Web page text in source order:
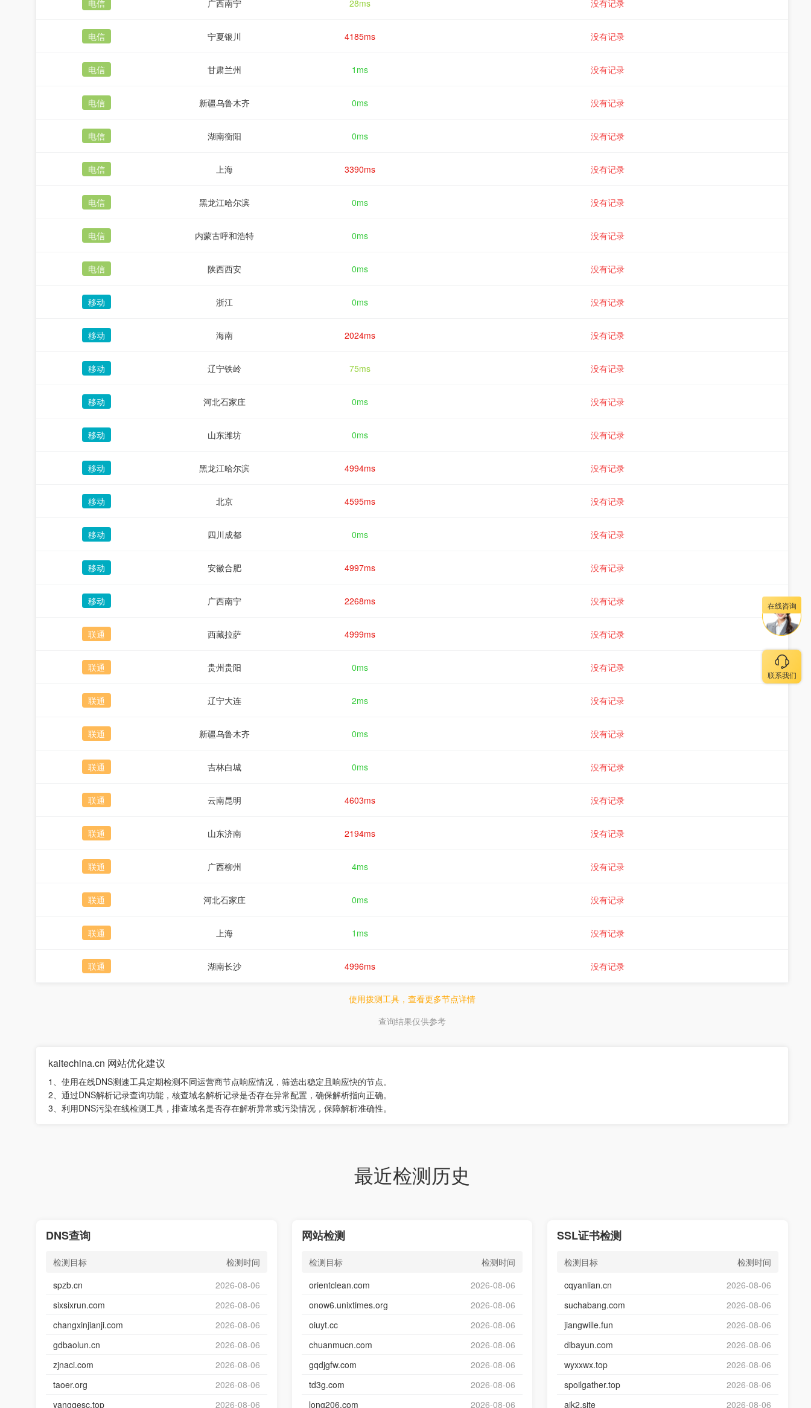
电信 广西南宁 28ms 没有记录
电信 宁夏银川 4185ms 没有记录
电信 甘肃兰州 1ms 没有记录
电信 新疆乌鲁木齐 0ms 没有记录
电信 湖南衡阳 0ms 没有记录
电信 上海 3390ms 没有记录
电信 黑龙江哈尔滨 0ms 没有记录
电信 内蒙古呼和浩特 0ms 没有记录
电信 陕西西安 0ms 没有记录
移动 浙江 0ms 没有记录
移动 海南 2024ms 没有记录
移动 辽宁铁岭 75ms 没有记录
移动 河北石家庄 0ms 没有记录
移动 山东潍坊 0ms 没有记录
移动 黑龙江哈尔滨 4994ms 没有记录
移动 北京 4595ms 没有记录
移动 四川成都 0ms 没有记录
移动 安徽合肥 4997ms 没有记录
移动 广西南宁 2268ms 没有记录
联通 西藏拉萨 4999ms 没有记录
联通 贵州贵阳 0ms 没有记录
联通 辽宁大连 2ms 没有记录
联通 新疆乌鲁木齐 0ms 没有记录
联通 吉林白城 0ms 没有记录
联通 云南昆明 4603ms 没有记录
联通 山东济南 2194ms 没有记录
联通 广西柳州 4ms 没有记录
联通 河北石家庄 0ms 没有记录
联通 上海 1ms 没有记录
联通 湖南长沙 4996ms 没有记录
使用拨测工具，查看更多节点详情
查询结果仅供参考
kaitechina.cn 网站优化建议
1、使用在线DNS测速工具定期检测不同运营商节点响应情况，筛选出稳定且响应快的节点。
2、通过DNS解析记录查询功能，核查域名解析记录是否存在异常配置，确保解析指向正确。
3、利用DNS污染在线检测工具，排查域名是否存在解析异常或污染情况，保障解析准确性。
最近检测历史
DNS查询
检测目标
检测时间
spzb.cn
2026-08-06
sixsixrun.com
2026-08-06
changxinjianji.com
2026-08-06
gdbaolun.cn
2026-08-06
zjnaci.com
2026-08-06
taoer.org
2026-08-06
yanggesc.top
2026-08-06
网站检测
检测目标
检测时间
orientclean.com
2026-08-06
onow6.unixtimes.org
2026-08-06
oiuyt.cc
2026-08-06
chuanmucn.com
2026-08-06
gqdjgfw.com
2026-08-06
td3g.com
2026-08-06
long206.com
2026-08-06
SSL证书检测
检测目标
检测时间
cqyanlian.cn
2026-08-06
suchabang.com
2026-08-06
jiangwille.fun
2026-08-06
dibayun.com
2026-08-06
wyxxwx.top
2026-08-06
spoilgather.top
2026-08-06
aik2.site
2026-08-06
在线咨询
联系我们